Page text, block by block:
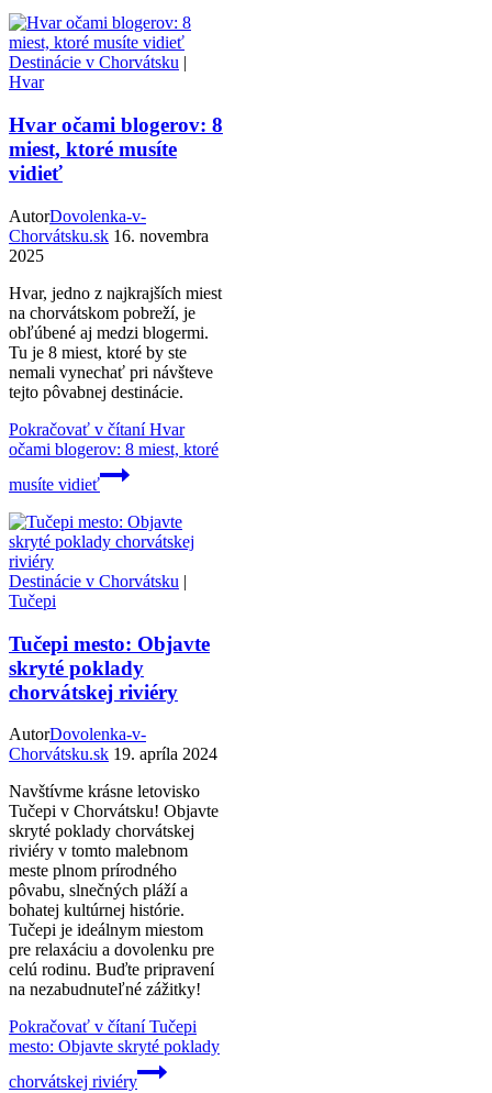
Destinácie v Chorvátsku |
Hvar
Hvar očami blogerov: 8
miest, ktoré musíte
vidieť
AutorDovolenka-v-
Chorvátsku.sk 16. novembra
2025
Hvar, jedno z najkrajších miest
na chorvátskom pobreží, je
obľúbené aj medzi blogermi.
Tu je 8 miest, ktoré by ste
nemali vynechať pri návšteve
tejto pôvabnej destinácie.
Pokračovať v čítaníHvar
očami blogerov: 8 miest, ktoré
musíte vidieť
Destinácie v Chorvátsku |
Tučepi
Tučepi mesto: Objavte
skryté poklady
chorvátskej riviéry
AutorDovolenka-v-
Chorvátsku.sk 19. apríla 2024
Navštívme krásne letovisko
Tučepi v Chorvátsku! Objavte
skryté poklady chorvátskej
riviéry v tomto malebnom
meste plnom prírodného
pôvabu, slnečných pláží a
bohatej kultúrnej histórie.
Tučepi je ideálnym miestom
pre relaxáciu a dovolenku pre
celú rodinu. Buďte pripravení
na nezabudnuteľné zážitky!
Pokračovať v čítaníTučepi
mesto: Objavte skryté poklady
chorvátskej riviéry